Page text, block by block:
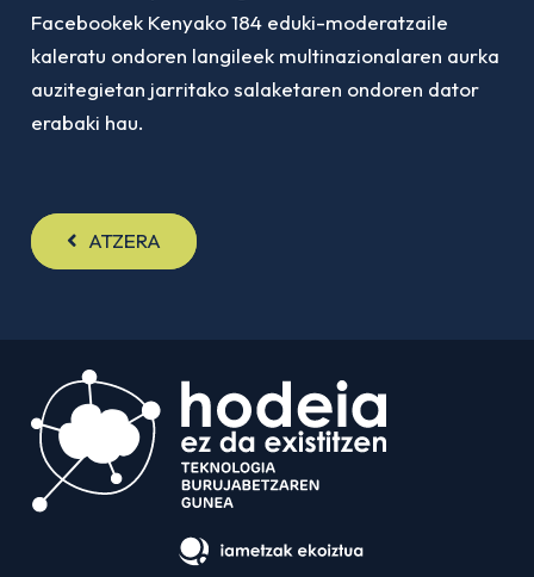
Facebookek Kenyako 184 eduki-moderatzaile
kaleratu ondoren langileek multinazionalaren aurka
auzitegietan jarritako salaketaren ondoren dator
erabaki hau.
ATZERA